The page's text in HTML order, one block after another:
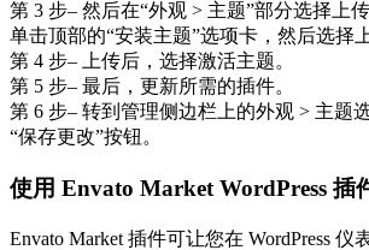
第 3 步– 然后在“外观 > 主题”部分选择上传
单击顶部的“安装主题”选项卡，然后选择
第 4 步– 上传后，选择激活主题。
第 5 步– 最后，更新所需的插件。
第 6 步– 转到管理侧边栏上的外观 > 主题
“保存更改”按钮。
使用 Envato Market WordPress 插
Envato Market 插件可让您在 WordPress 仪